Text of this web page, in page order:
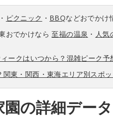
・ ピクニック ・ BBQなどおでかけ
おでかけなら至福の温泉 ・ 人気
ークはいつから？混雑ピーク予
東・関西・東海エリア別スポ
の詳細データ